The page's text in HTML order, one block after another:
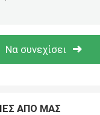
ραβδί
ΑΠΟ ΜΑΣ